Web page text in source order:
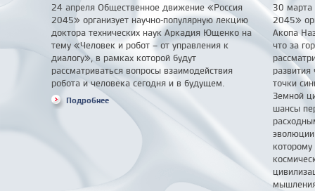
24 апреля Общественное движение «Россия
2045» организует научно-популярную лекцию
доктора технических наук Аркадия Ющенко на
тему «Человек и робот – от управления к
диалогу», в рамках которой будут
рассматриваться вопросы взаимодействия
робота и человека сегодня и в будущем.
Подробнее
30 марта
2045»
Акопа
что за
точки
Земной
шансы
которому